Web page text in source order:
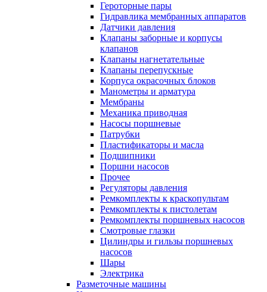
Героторные пары
Гидравлика мембранных аппаратов
Датчики давления
Клапаны заборные и корпусы
клапанов
Клапаны нагнетательные
Клапаны перепускные
Корпуса окрасочных блоков
Манометры и арматура
Мембраны
Механика приводная
Насосы поршневые
Патрубки
Пластификаторы и масла
Подшипники
Поршни насосов
Прочее
Регуляторы давления
Ремкомплекты к краскопультам
Ремкомплекты к пистолетам
Ремкомплекты поршневых насосов
Смотровые глазки
Цилиндры и гильзы поршневых
насосов
Шары
Электрика
Разметочные машины